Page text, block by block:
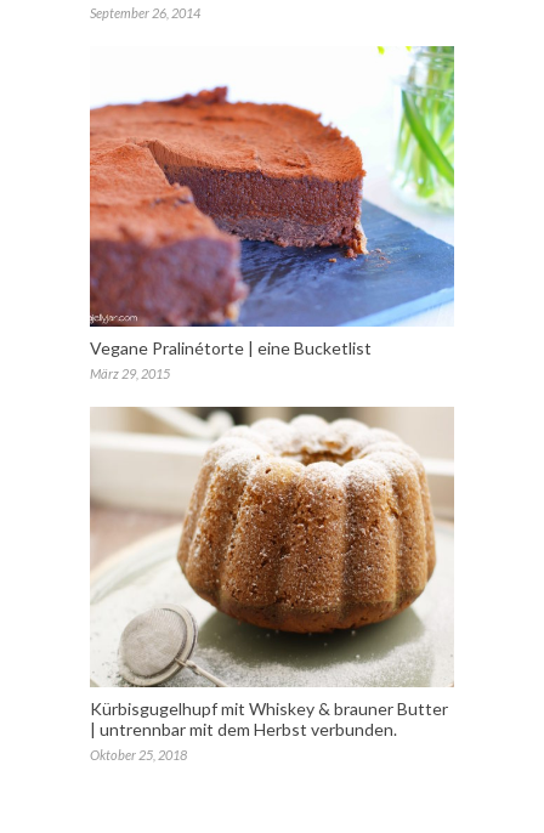
September 26, 2014
Vegane Pralinétorte | eine Bucketlist
März 29, 2015
Kürbisgugelhupf mit Whiskey & brauner Butter
| untrennbar mit dem Herbst verbunden.
Oktober 25, 2018